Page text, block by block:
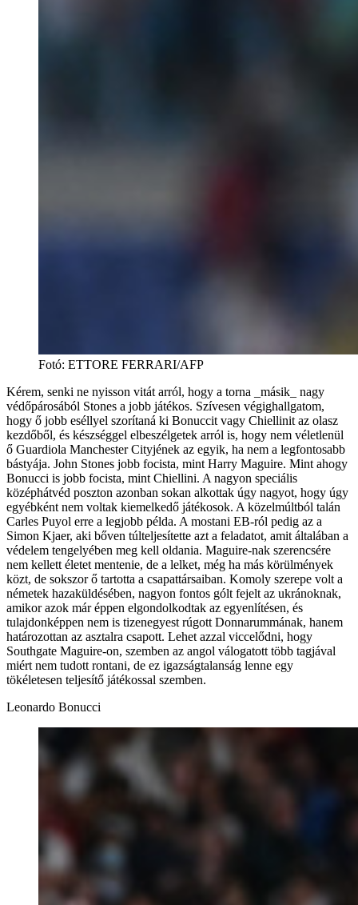
Fotó: ETTORE FERRARI/AFP
Kérem, senki ne nyisson vitát arról, hogy a torna _másik_ nagy
védőpárosából Stones a jobb játékos. Szívesen végighallgatom,
hogy ő jobb eséllyel szorítaná ki Bonuccit vagy Chiellinit az olasz
kezdőből, és készséggel elbeszélgetek arról is, hogy nem véletlenül
ő Guardiola Manchester Cityjének az egyik, ha nem a legfontosabb
bástyája. John Stones jobb focista, mint Harry Maguire. Mint ahogy
Bonucci is jobb focista, mint Chiellini. A nagyon speciális
középhátvéd poszton azonban sokan alkottak úgy nagyot, hogy úgy
egyébként nem voltak kiemelkedő játékosok. A közelmúltból talán
Carles Puyol erre a legjobb példa. A mostani EB-ról pedig az a
Simon Kjaer, aki bőven túlteljesítette azt a feladatot, amit általában a
védelem tengelyében meg kell oldania. Maguire-nak szerencsére
nem kellett életet mentenie, de a lelket, még ha más körülmények
közt, de sokszor ő tartotta a csapattársaiban. Komoly szerepe volt a
németek hazaküldésében, nagyon fontos gólt fejelt az ukránoknak,
amikor azok már éppen elgondolkodtak az egyenlítésen, és
tulajdonképpen nem is tizenegyest rúgott Donnarummának, hanem
határozottan az asztalra csapott. Lehet azzal viccelődni, hogy
Southgate Maguire-on, szemben az angol válogatott több tagjával
miért nem tudott rontani, de ez igazságtalanság lenne egy
tökéletesen teljesítő játékossal szemben.
Leonardo Bonucci